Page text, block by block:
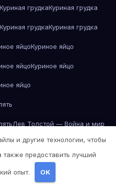
Куриная грудкаКуриная грудка
Куриная грудкаКуриная грудка
яйцоКуриное яйцо
яйцоКуриное яйцо
яйцо
Лев Толстой — Война и мир
Толстой — Война и мир
Толстой — Война и мир
Толстой — Война и мир
и другие технологии, чтобы
предоставить лучший
опыт. OK